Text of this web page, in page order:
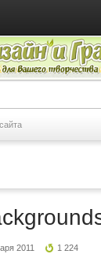
2011 1 224